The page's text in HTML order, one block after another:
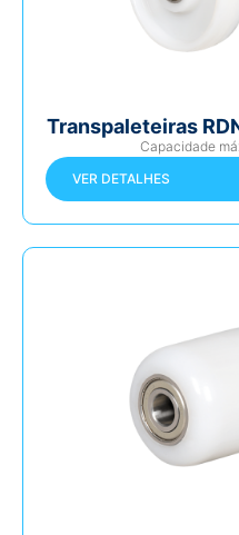
Transpaleteiras
Capacidade
VER DETALHES